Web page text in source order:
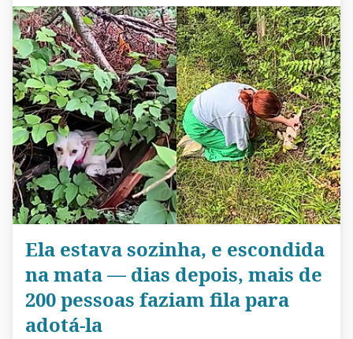
Ela estava sozinha, e escondida
na mata — dias depois, mais de
200 pessoas faziam fila para
adotá-la